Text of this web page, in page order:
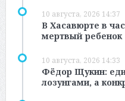
10 августа, 2026 14:37
В Хасавюрте в
мертвый ребенок
10 августа, 2026 14:33
Фёдор Щукин:
лозунгами, а